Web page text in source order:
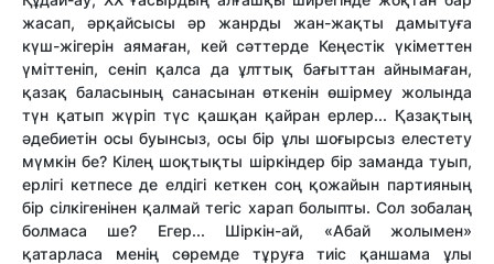
жасап, әрқайсысы әр жанрды жан-жақты дамытуға
күш-жігерін аямаған, кей сәттерде Кеңестік үкіметтен
үміттеніп, сеніп қалса да ұлттық бағыттан айнымаған,
қазақ баласының санасынан өткенін өшірмеу жолында
түн қатып жүріп түс қашқан қайран ерлер... Қазақтың
әдебиетін осы буынсыз, осы бір ұлы шоғырсыз елестету
мүмкін бе? Кілең шоқтықты шіркіндер бір заманда туып,
ерлігі кетпесе де елдігі кеткен соң қожайын партияның
бір сілкігенінен қалмай тегіс харап болыпты. Сол зобалаң
болмаса ше? Егер... Шіркін-ай, «Абай жолымен»
қатарласа менің сөремде тұруға тиіс қаншама ұлы